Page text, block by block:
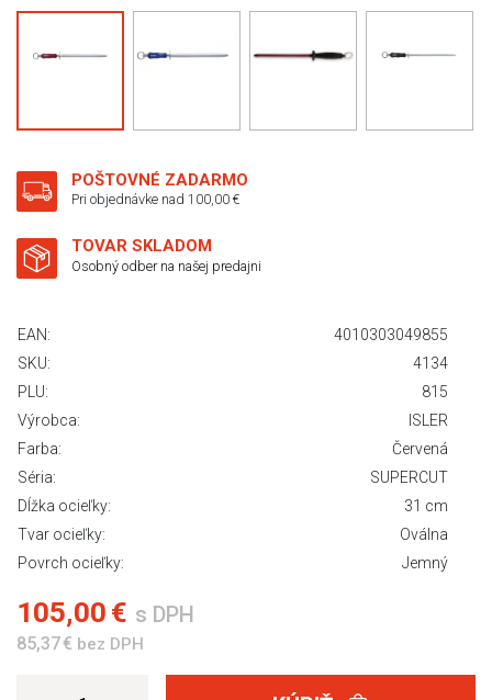
POŠTOVNÉ ZADARMO
Pri objednávke nad 100,00 €
TOVAR SKLADOM
Osobný odber na našej predajni
EAN:
4010303049855
SKU:
4134
PLU:
815
Výrobca:
ISLER
Farba:
Červená
Séria:
SUPERCUT
Dĺžka ocieľky:
31 cm
Tvar ocieľky:
Oválna
Povrch ocieľky:
Jemný
105,00 € s DPH
85,37 € bez DPH